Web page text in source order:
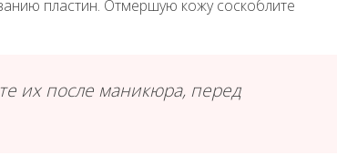
пластин. Отмершую кожу соскоблите
их после маникюра, перед